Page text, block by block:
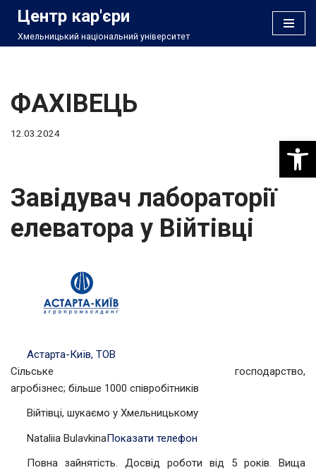
Перейти
Центр кар'єри
Хмельницький національний університет
ФАХІВЕЦЬ
12.03.2024
Завідувач лабораторії
елеватора у Війтівці
Астарта-Київ, ТОВ
Сільське господарство,
агробізнес; більше 1000 співробітників
Війтівці, шукаємо у Хмельницькому
Nataliia BulavkinaПоказати телефон
Повна зайнятість. Досвід роботи від 5 років. Вища